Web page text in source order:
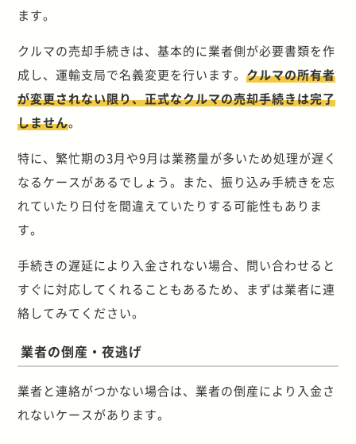
ます。
クルマの売却手続きは、基本的に業者側が必要書類を作
成し、運輸支局で名義変更を行います。クルマの所有者
が変更されない限り、正式なクルマの売却手続きは完了
しません。
特に、繁忙期の3月や9月は業務量が多いため処理が遅く
なるケースがあるでしょう。また、振り込み手続きを忘
れていたり日付を間違えていたりする可能性もありま
す。
手続きの遅延により入金されない場合、問い合わせると
すぐに対応してくれることもあるため、まずは業者に連
絡してみてください。
業者の倒産・夜逃げ
業者と連絡がつかない場合は、業者の倒産により入金さ
れないケースがあります。